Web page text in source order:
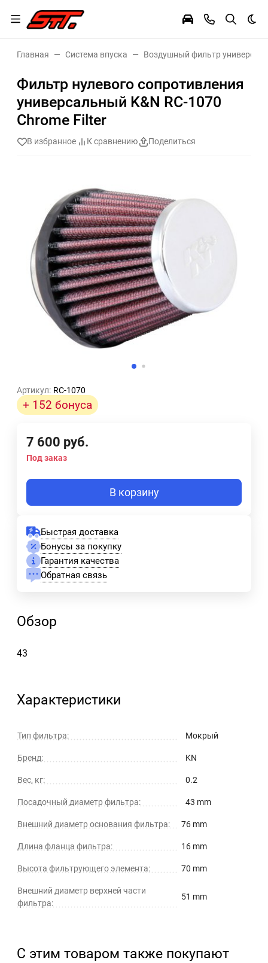
Главная Система впуска Воздушный фильтр
Фильтр нулевого сопротивления
универсальный K&N RC-1070
Chrome Filter
В избранное К сравнению Поделиться
Артикул: RC-1070
+ 152 бонуса
7 600 руб.
Под заказ
В корзину
Быстрая доставка
Бонусы за покупку
Гарантия качества
Обратная связь
Обзор
43
Характеристики
Тип фильтра: Мокрый
Бренд: KN
Вес, кг: 0.2
Посадочный диаметр фильтра: 43 mm
Внешний диаметр основания фильтра: 76 mm
Длина фланца фильтра: 16 mm
Высота фильтрующего элемента: 70 mm
Внешний диаметр верхней части
фильтра:
51 mm
С этим товаром также покупают